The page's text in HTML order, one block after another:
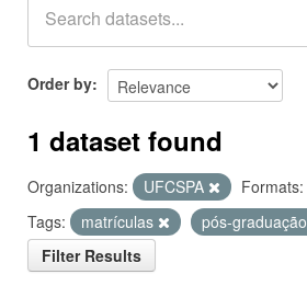
Groups
About
Order by
1 dataset found
Organizations: UFCSPA Formats:
Tags:
matrículas
pós-graduação
Filter Results